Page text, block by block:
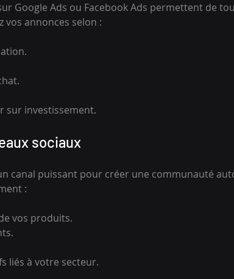
Google Ads ou Facebook Ads permettent de
vos annonces selon :
sur investissement.
sociaux
canal puissant pour créer une communauté
:
vos produits.
liés à votre secteur.